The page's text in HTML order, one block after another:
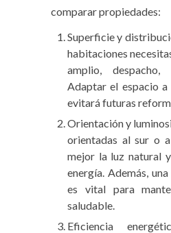
comparar propiedades:
Superficie y
habitaciones
amplio,
Adaptar el espacio
evitará futuras
Orientación y
orientadas al sur o
mejor la luz natural
energía. Además,
es vital para
saludable.
Eficiencia